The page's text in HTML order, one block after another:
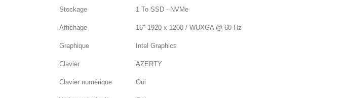
Stockage 1 To SSD - NVMe
Affichage 16" 1920 x 1200 / WUXGA @ 60 Hz
Graphique Intel Graphics
Clavier AZERTY
Clavier numérique Oui